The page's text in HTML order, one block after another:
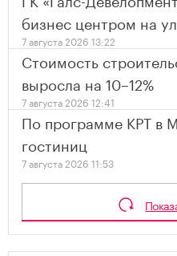
бизнес центром на
7 августа 2026 13:22
Стоимость
выросла на 10–12%
7 августа 2026 12:41
По программе КРТ в
гостиниц
7 августа 2026 11:53